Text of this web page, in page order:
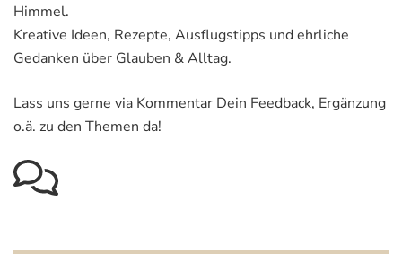
Himmel.
Kreative Ideen, Rezepte, Ausflugstipps und ehrliche
Gedanken über Glauben & Alltag.
Lass uns gerne via Kommentar Dein Feedback, Ergänzung
o.ä. zu den Themen da!